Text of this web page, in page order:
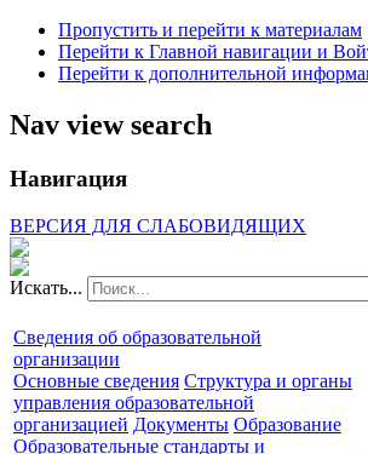
Пропустить и перейти к материалам
Перейти к Главной навигации и
Перейти к дополнительной
Nav view search
Навигация
ВЕРСИЯ ДЛЯ СЛАБОВИДЯЩИХ
Искать...
Сведения об образовательной
организации
Основные сведения Структура и органы
управления образовательной
организацией Документы Образование
Образовательные стандарты и